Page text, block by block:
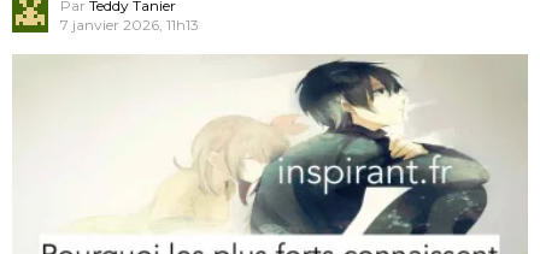
Par Teddy Tanier
7 janvier 2026, 11h13